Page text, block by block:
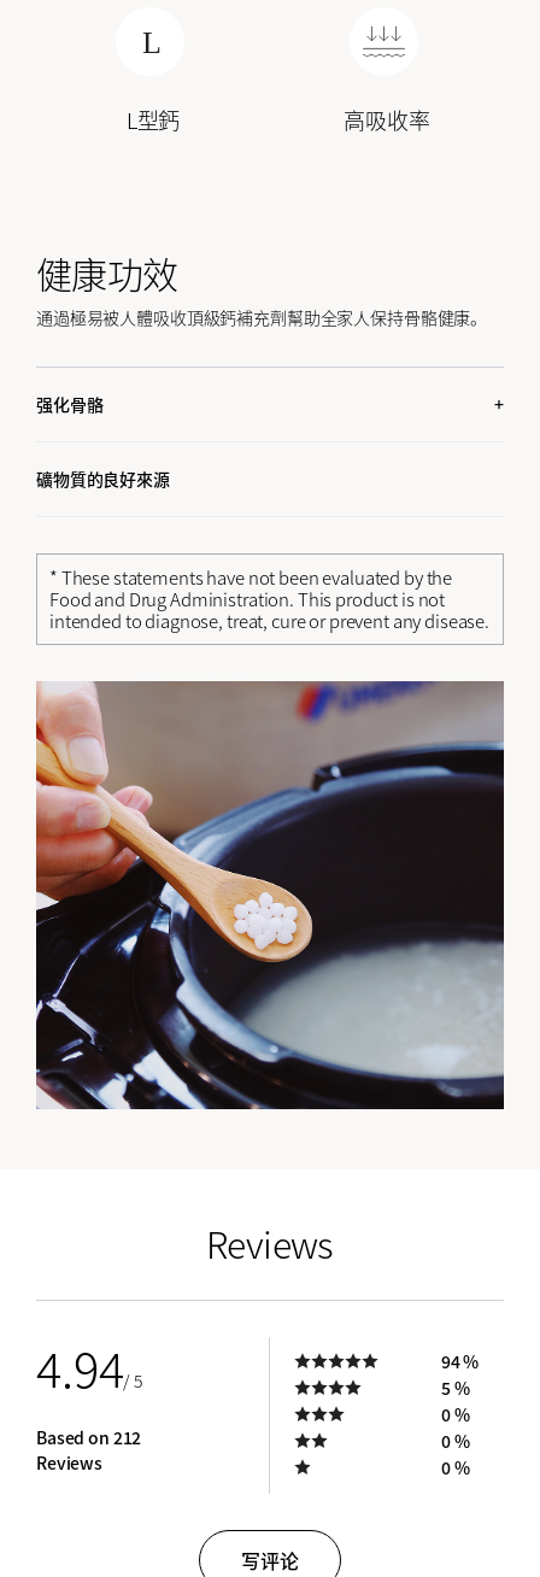
L型鈣 高吸收率
健康功效
通過極易被人體吸收頂級鈣補充劑幫助全家人保持骨骼健康。
强化骨骼
維生素D3幫助身體吸收鈣質並有助於強化骨骼。
礦物質的良好來源
* These statements have not been evaluated by the
Food and Drug Administration. This product is not
intended to diagnose, treat, cure or prevent any disease.
Reviews
4.94/ 5
Based on 212
Reviews
94 %
5 %
0 %
0 %
0 %
写评论